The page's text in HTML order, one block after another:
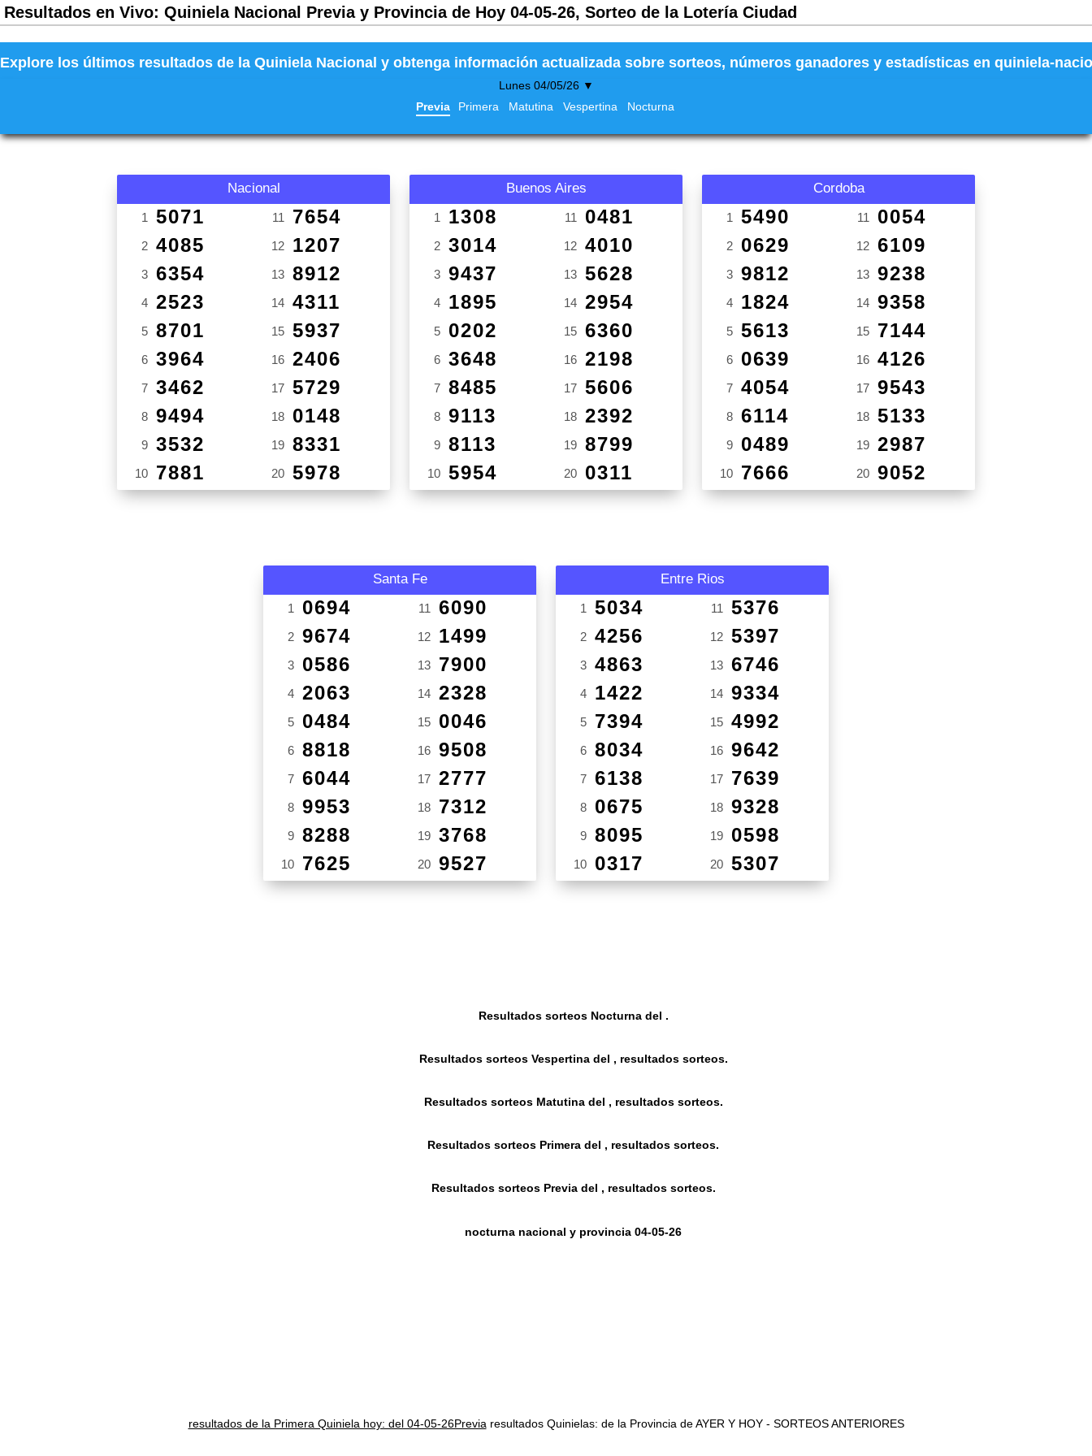
Resultados en Vivo: Quiniela Nacional Previa y Provincia de Hoy 04-05-26, Sorteo de la Lotería Ciudad
Explore los últimos resultados de la Quiniela Nacional y obtenga información actualizada sobre sorteos, números ganadores y estadísticas en quiniela-
Lunes 04/05/26 ▼
Previa
Primera Matutina Vespertina Nocturna
Nacional
1 5071
2 4085
3 6354
4 2523
5 8701
6 3964
7 3462
8 9494
9 3532
10 7881
11 7654
12 1207
13 8912
14 4311
15 5937
16 2406
17 5729
18 0148
19 8331
20 5978
Buenos Aires
1 1308
2 3014
3 9437
4 1895
5 0202
6 3648
7 8485
8 9113
9 8113
10 5954
11 0481
12 4010
13 5628
14 2954
15 6360
16 2198
17 5606
18 2392
19 8799
20 0311
Cordoba
1 5490
2 0629
3 9812
4 1824
5 5613
6 0639
7 4054
8 6114
9 0489
10 7666
11 0054
12 6109
13 9238
14 9358
15 7144
16 4126
17 9543
18 5133
19 2987
20 9052
Santa Fe
1 0694
2 9674
3 0586
4 2063
5 0484
6 8818
7 6044
8 9953
9 8288
10 7625
11 6090
12 1499
13 7900
14 2328
15 0046
16 9508
17 2777
18 7312
19 3768
20 9527
Entre Rios
1 5034
2 4256
3 4863
4 1422
5 7394
6 8034
7 6138
8 0675
9 8095
10 0317
11 5376
12 5397
13 6746
14 9334
15 4992
16 9642
17 7639
18 9328
19 0598
20 5307
Resultados sorteos Nocturna del .
Resultados sorteos Vespertina del , resultados sorteos.
Resultados sorteos Matutina del , resultados sorteos.
Resultados sorteos Primera del , resultados sorteos.
Resultados sorteos Previa del , resultados sorteos.
nocturna nacional y provincia 04-05-26
resultados de la Primera Quiniela hoy: del 04-05-26Previa resultados Quinielas: de la Provincia de AYER Y HOY - SORTEOS ANTERIORES